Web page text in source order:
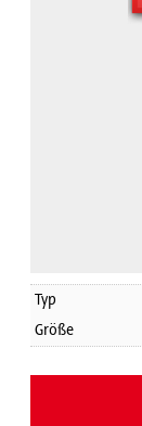
Typ
Größe